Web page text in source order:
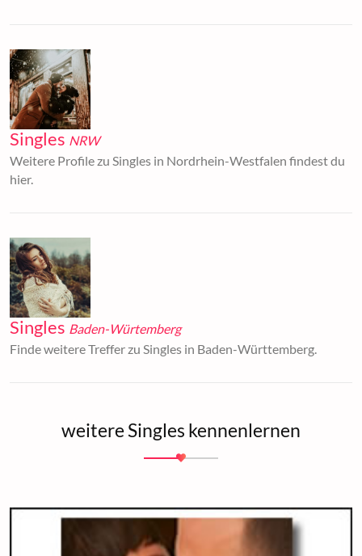
Singles NRW
Weitere Profile zu Singles in Nordrhein-Westfalen findest du
hier.
Singles Baden-Würtemberg
Finde weitere Treffer zu Singles in Baden-Württemberg.
weitere Singles kennenlernen